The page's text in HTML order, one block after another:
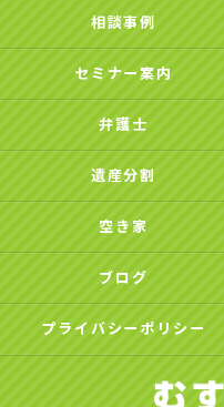
相談事例
セミナー案内
弁護士
遺産分割
空き家
ブログ
プライバシーポリシー